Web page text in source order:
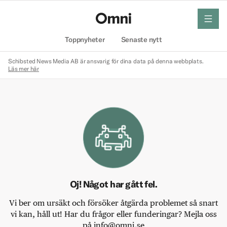
Toppnyheter Senaste nytt
meny
Schibsted News Media AB är ansvarig för dina data på denna webbplats.
Läs mer här
Oj! Något har gått fel.
Vi ber om ursäkt och försöker åtgärda problemet så snart
vi kan, håll ut! Har du frågor eller funderingar? Mejla oss